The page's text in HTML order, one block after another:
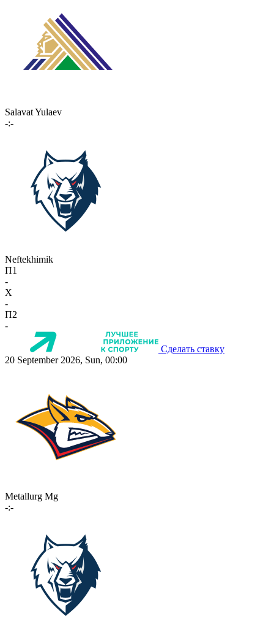
Salavat Yulaev
-:-
Neftekhimik
П1
-
X
-
П2
-
Сделать ставку
20 September 2026, Sun, 00:00
Metallurg Mg
-:-